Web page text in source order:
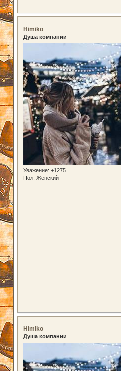
Himiko
Душа компании
Уважение: +1275
Пол: Женский
Himiko
Душа компании